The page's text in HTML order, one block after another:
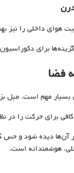
هوای داخلی را نیز
برای
فضا
بسیار مهم است.
برای حرکت را در
آن‌ها دیده شود و
هوشمندانه است.